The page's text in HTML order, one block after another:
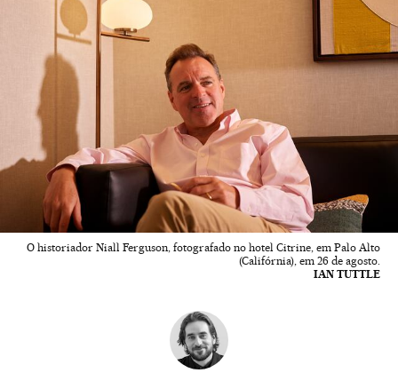
O historiador Niall Ferguson, fotografado no hotel Citrine, em Palo Alto
(Califórnia), em 26 de agosto.
IAN TUTTLE